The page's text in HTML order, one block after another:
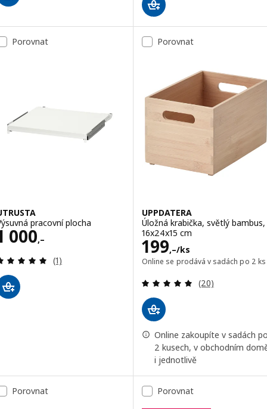
Porovnat
pracovní plocha
000,–
1000,–
Recenze: 5 z 5 hvězdy. Celkem recenzí:
(1)
Porovnat
UPPDATERA
Úložná krabička, světlý bambus,
16x24x15 cm
199,–/ks
Cena 199,–/ks
Online se prodává v sadách po 2 ks
Recenze: 4.9 z
(20)
Online zakoupíte v sadách
2 kusech, v obchodním
i jednotlivě
Porovnat Porovnat